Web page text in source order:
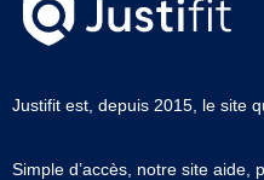
Justifit est, depuis 2015, le site
Simple d’accès, notre site aide,